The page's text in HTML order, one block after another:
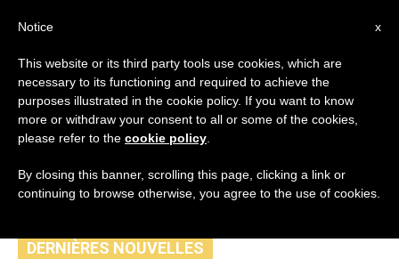
TAG
Posts Tagged
‘المجرب’
DERNIÈRES NOUVELLES
x
Notice
This website or its third party tools use cookies, which are
necessary to its functioning and required to achieve the
purposes illustrated in the cookie policy. If you want to know
more or withdraw your consent to all or some of the cookies,
please refer to the cookie policy
By closing this banner, scrolling this page, clicking a link or
continuing to browse otherwise, you agree to the use of cookies.